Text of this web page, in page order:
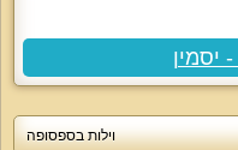
וילות בספסופה